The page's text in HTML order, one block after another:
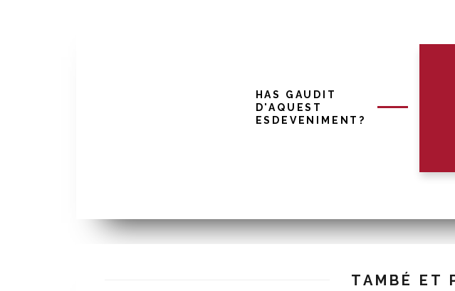
HAS GAUDIT
D'AQUEST
ESDEVENIMENT?
TAMBÉ ET